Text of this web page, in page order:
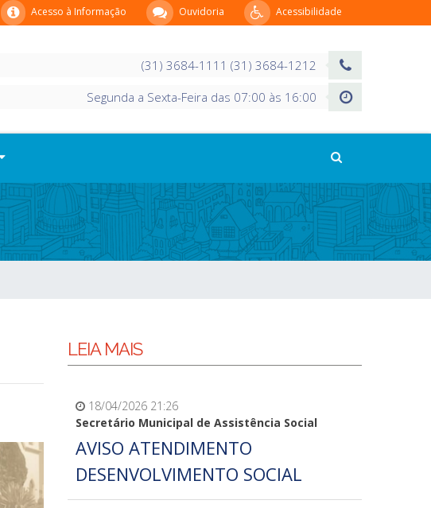
Acessibilidade
Ouvidoria
Acesso à Informação
(31) 3684-1111 (31) 3684-1212
Segunda a Sexta-Feira das 07:00 às 16:00
LEIA MAIS
18/04/2026 21:26
Secretário Municipal de Assistência Social
AVISO ATENDIMENTO
DESENVOLVIMENTO SOCIAL